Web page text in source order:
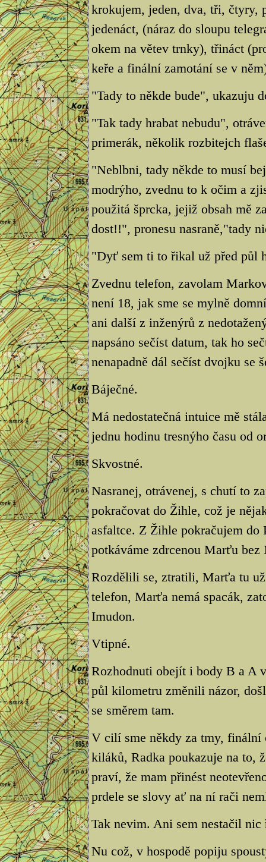
krokujem, jeden, dva, tři, čtyry,
jedenáct, (náraz do sloupu
okem na větev trnky), třináct
keře a finální zamotání se v
"Tady to někde bude", ukazuju
"Tak tady hrabat nebudu",
primerák, několik rozbitejch
"Neblbni, tady někde to musí
modrýho, zvednu to k očim a
použitá šprcka, jejiž obsah mě
dost!!", pronesu nasraně,"tady
"Dyť sem ti to řikal už před půl
Zvednu telefon, zavolam
není 18, jak sme se mylně
ani další z inženýrů z
napsáno sečíst datum, tak ho
nenapadně dál sečíst dvojku se
Báječné.
Má nedostatečná intuice mě
jednu hodinu tresnýho času od
Skvostné.
Nasranej, otrávenej, s chutí to
pokračovat do Žihle, což je
asfaltce. Z Žihle pokračujem
potkáváme zdrcenou Marťu
Rozdělili se, ztratili, Marťa tu
telefon, Marťa nemá spacák,
Imudon.
Vtipné.
Rozhodnuti obejít i body B a A
půl kilometru změnili názor,
se směrem tam.
V cilí sme někdy za tmy, finální
kiláků, Radka poukazuje na to,
praví, že mam přinést
prdele se slovy ať na ní rači
Tak nevim. Ani sem nestačil nic
Nu což, v hospodě popiju